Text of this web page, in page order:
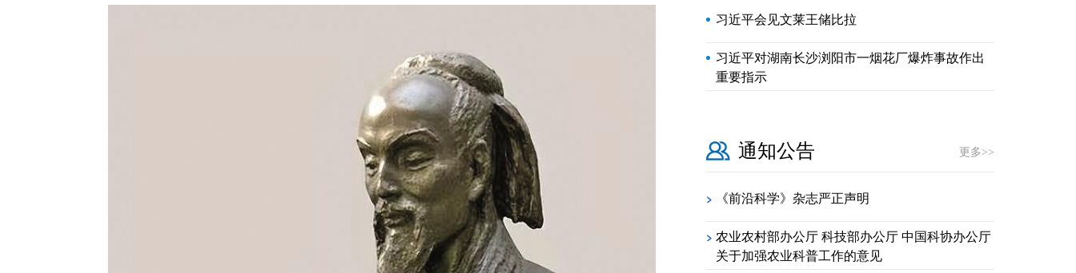
习近平会见文莱王储比拉
习近平对湖南长沙浏阳市一烟花厂爆炸事故作出
重要指示
通知公告 更多>>
> 《前沿科学》杂志严正声明
> 农业农村部办公厅 科技部办公厅 中国科协办公厅
关于加强农业科普工作的意见